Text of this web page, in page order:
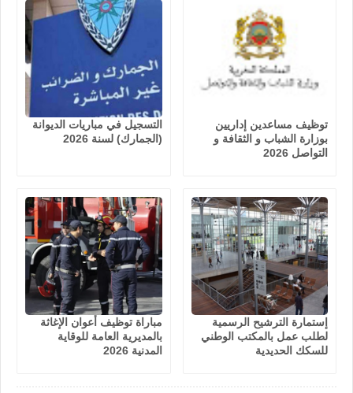
توظيف مساعدين إداريين
بوزارة الشباب و الثقافة و
التواصل 2026
التسجيل في مباريات الديوانة
(الجمارك) لسنة 2026
إستمارة الترشيح الرسمية
لطلب عمل بالمكتب الوطني
للسكك الحديدية
مباراة توظيف أعوان الإغاثة
بالمديرية العامة للوقاية
المدنية 2026